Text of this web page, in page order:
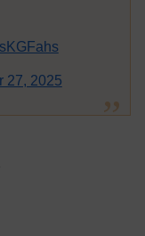
27, 2025